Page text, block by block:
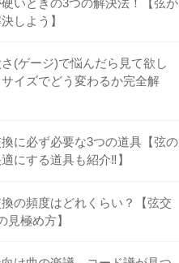
いときの3つの解決法！【弦が
しよう】
(ゲージ)で悩んだら見て欲し
イズでどう変わるか完全解
に必ず必要な3つの道具【弦の
にする道具も紹介‼︎】
の頻度はどれくらい？【弦交
見極め方】